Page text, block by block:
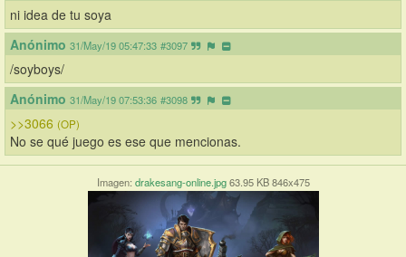
ni idea de tu soya
Anónimo 31/May/19 05:47:33 #3097
/soyboys/
Anónimo 31/May/19 07:53:36 #3098
>>3066 (OP)
No se qué juego es ese que mencionas.
Imagen: drakesang-online.jpg 63.95 KB 846x475